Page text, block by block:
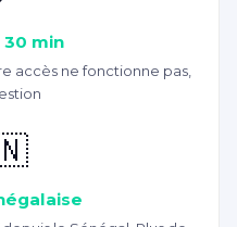
30 min
accès ne fonctionne pas,